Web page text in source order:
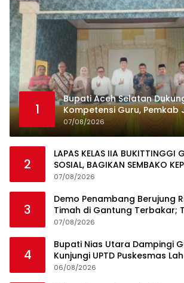
1
Bupati Aceh Selatan
Kompetensi Guru, Pemkab
Sama dengan
07/08/2026
2
LAPAS KELAS IIA BUKITTINGGI
SOSIAL, BAGIKAN SEMBAKO
MASYARAKAT SEKITAR
07/08/2026
3
Demo Penambang Berujung
Timah di Gantung Terbakar;
Niaga Timah Jadi Sorotan
07/08/2026
4
Bupati Nias Utara Dampingi
Kunjungi UPTD Puskesmas
06/08/2026